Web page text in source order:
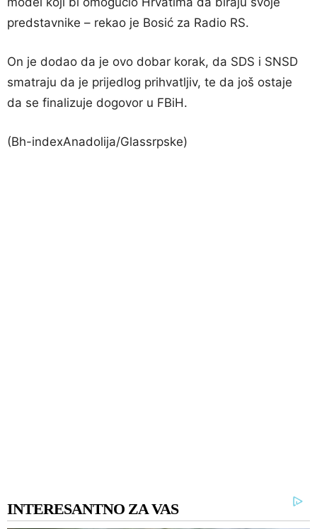
predstavnike – rekao je Bosić za Radio RS.
On je dodao da je ovo dobar korak, da SDS i SNSD
smatraju da je prijedlog prihvatljiv, te da još ostaje
da se finalizuje dogovor u FBiH.
(Bh-indexAnadolija/Glassrpske)